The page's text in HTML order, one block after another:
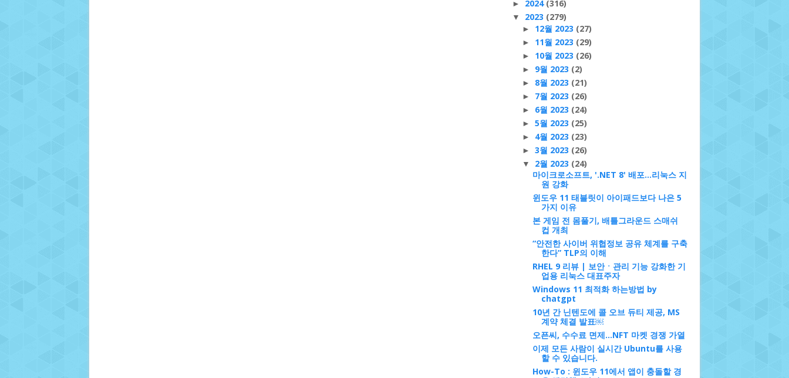
► 2024 (316)
▼ 2023 (279)
► 12월 2023 (27)
► 11월 2023 (29)
► 10월 2023 (26)
► 9월 2023 (2)
► 8월 2023 (21)
► 7월 2023 (26)
► 6월 2023 (24)
► 5월 2023 (25)
► 4월 2023 (23)
► 3월 2023 (26)
▼ 2월 2023 (24)
마이크로소프트, '.NET 8' 배포…리눅스 지
원 강화
윈도우 11 태블릿이 아이패드보다 나은 5
가지 이유
본 게임 전 몸풀기, 배틀그라운드 스매쉬
컵 개최
“안전한 사이버 위협정보 공유 체계를 구축
한다” TLP의 이해
RHEL 9 리뷰 | 보안ㆍ관리 기능 강화한 기
업용 리눅스 대표주자
Windows 11 최적화 하는방법 by
chatgpt
10년 간 닌텐도에 콜 오브 듀티 제공, MS
계약 체결 발표￼
오픈씨, 수수료 면제…NFT 마켓 경쟁 가열
이제 모든 사람이 실시간 Ubuntu를 사용
할 수 있습니다.
How-To : 윈도우 11에서 앱이 충돌할 경